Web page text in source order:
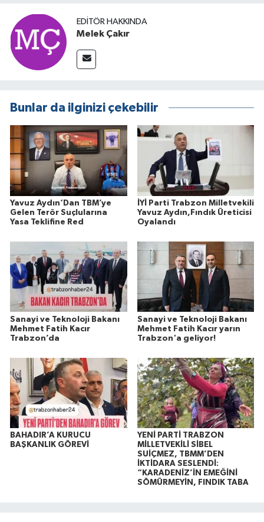
EDITÖR HAKKINDA
Melek Çakır
Bunlar da ilginizi çekebilir
Yavuz Aydın‘Dan TBM’ye
Gelen Terör Suçlularına
Yasa Teklifine Red
İYİ Parti Trabzon Milletvekili
Yavuz Aydın,Fındık Üreticisi
Oyalandı
Sanayi ve Teknoloji Bakanı
Mehmet Fatih Kacır
Trabzon’da
Sanayi ve Teknoloji Bakanı
Mehmet Fatih Kacır yarın
Trabzon'a geliyor!
BAHADIR’A KURUCU
BAŞKANLIK GÖREVİ
YENİ PARTİ TRABZON
MİLLETVEKİLİ SİBEL
SUİÇMEZ, TBMM’DEN
İKTİDARA SESLENDİ:
“KARADENİZ’İN EMEĞİNİ
SÖMÜRMEYİN, FINDIK TABA